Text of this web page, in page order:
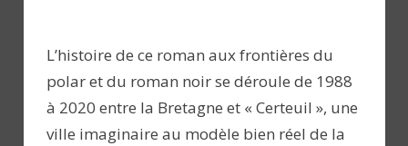
L’histoire de ce roman aux frontières du
polar et du roman noir se déroule de 1988
à 2020 entre la Bretagne et « Certeuil », une
ville imaginaire au modèle bien réel de la